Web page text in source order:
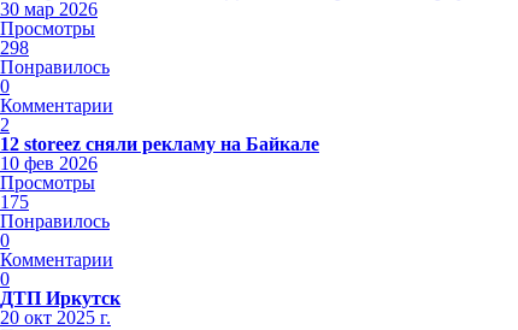
30 мар 2026
Просмотры
298
Понравилось
0
Комментарии
2
12 storeez сняли рекламу на Байкале
10 фев 2026
Просмотры
175
Понравилось
0
Комментарии
0
ДТП Иркутск
20 окт 2025 г.